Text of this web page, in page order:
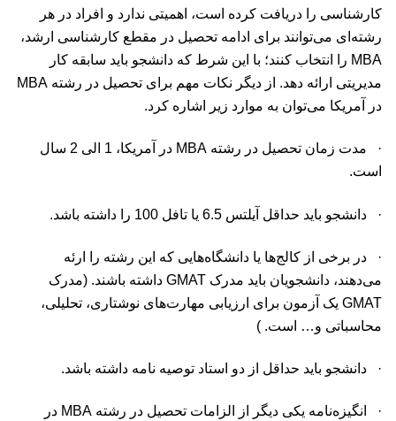
کارشناسی را دریافت کرده است، اهمیتی ندارد و افراد در هر
رشته‌ای می‌توانند برای ادامه تحصیل در مقطع کارشناسی ارشد،
MBA را انتخاب کنند؛ با این شرط که دانشجو باید سابقه کار
مدیریتی ارائه دهد. از دیگر نکات مهم برای تحصیل در رشته MBA
در آمریکا می‌توان به موارد زیر اشاره کرد.
· مدت زمان تحصیل در رشته MBA در آمریکا، 1 الی 2 سال
است.
· دانشجو باید حداقل آیلتس 6.5 یا تافل 100 را داشته باشد.
· در برخی از کالج‌ها یا دانشگاه‌هایی که این رشته را ارئه
می‌دهند، دانشجویان باید مدرک GMAT داشته باشند. (مدرک
GMAT یک آزمون برای ارزیابی مهارت‌های نوشتاری، تحلیلی،
محاسباتی و… است. )
· دانشجو باید حداقل از دو استاد توصیه نامه داشته باشد.
· انگیزه‌نامه یکی دیگر از الزامات تحصیل در رشته MBA در